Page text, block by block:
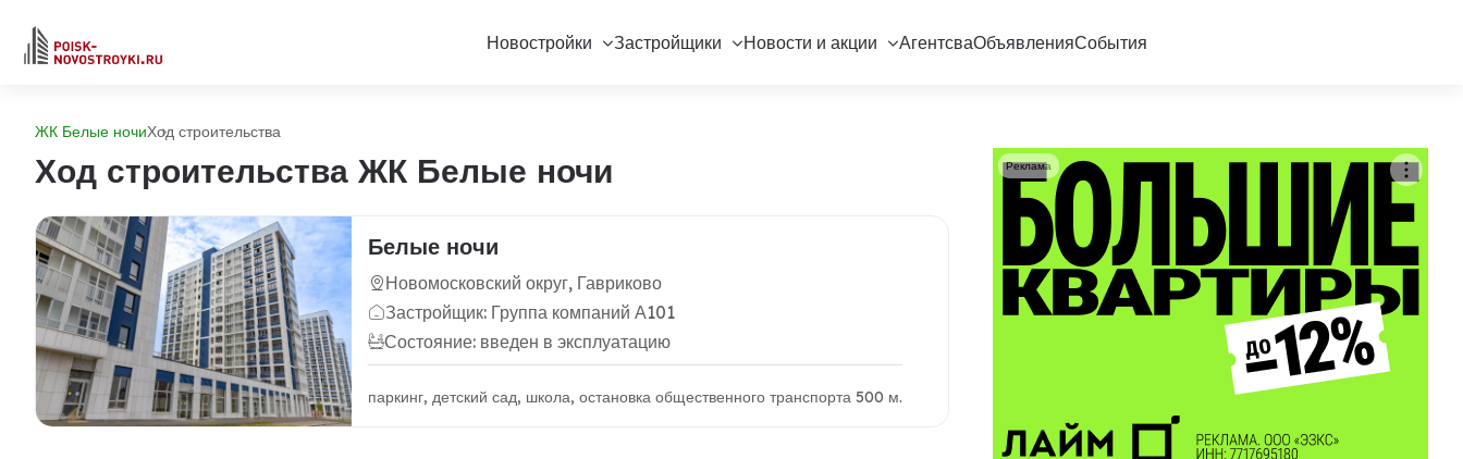
Новостройки Застройщики Новости и акции АгентсваОбъявленияСобытия
ЖК Белые ночиХод строительства
Ход строительства ЖК Белые ночи
Белые ночи
Новомосковский округ, Гавриково
Застройщик: Группа компаний А101
Состояние: введен в эксплуатацию
паркинг, детский сад, школа, остановка общественного транспорта 500 м.
Реклама